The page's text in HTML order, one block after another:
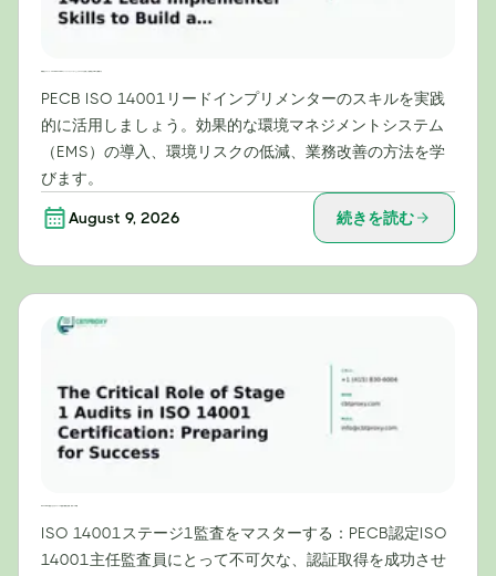
PECB ISO 14001リードインプリメンターのスキルを実践
的に活用しましょう。効果的な環境マネジメントシステム
（EMS）の導入、環境リスクの低減、業務改善の方法を学
びます。
August 9, 2026 続きを読む
ISO 14001ステージ1監査をマスターする：PECB認定ISO
14001主任監査員にとって不可欠な、認証取得を成功させ